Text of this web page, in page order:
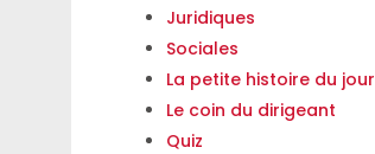
Juridiques
Sociales
La petite histoire du jour
Le coin du dirigeant
Quiz